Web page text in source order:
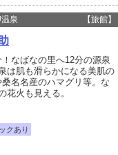
泉 【旅館】
なばなの里へ12分の源泉
肌も滑らかになる美肌の
名名産のハマグリ等。な
花火も見える。
クあり